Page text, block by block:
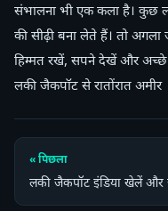
संभालना भी एक कला है। कुछ
की सीढ़ी बना लेते हैं। तो
हिम्मत रखें, सपने देखें और अच्छे
लकी जैकपॉट से रातोंरात अमीर
« पिछला
लकी जैकपॉट इंडिया खेलें और